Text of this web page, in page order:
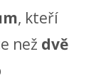
, kteří
než dvě